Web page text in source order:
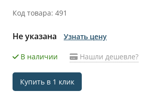
Код товара: 491
Не указана Узнать цену
В наличии Нашли дешевле?
Купить в 1 клик